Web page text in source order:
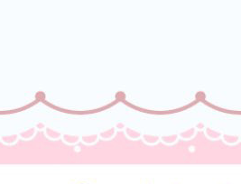
セット ブラウン (1箱2枚)、乱視用カラコ
カラコン、激安乱視用カラコン、韓国乱
カラコン
セット ブラウン (1箱2枚)、乱視用カラコ
カラコン、激安乱視用カラコン、韓国乱
、遠視カラコン、乱視用カラーコンタク